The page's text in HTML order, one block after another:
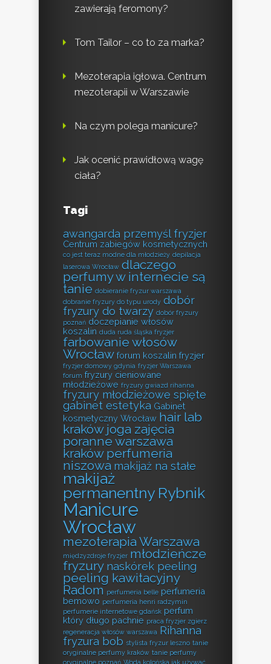
zawierają feromony?
Tom Tailor – co to za marka?
Mezoterapia igłowa. Centrum
mezoterapii w Warszawie
Na czym polega manicure?
Jak ocenić prawidłową wagę
ciała?
Tagi
awangarda przemyśl fryzjer
Centrum zabiegów kosmetycznych
co jest teraz modne dla młodzieży depilacja
laserowa Wrocław dlaczego
perfumy w internecie są
tanie dobieranie fryzur warszawa
dobranie fryzury do typu urody dobór
fryzury do twarzy dobór fryzury
poznań doczepianie włosów
koszalin duda ruda śląska fryzjer
farbowanie włosów
Wrocław forum koszalin fryzjer
fryzjer domowy gdynia fryzjer Warszawa
forum fryzury cieniowane
młodzieżowe fryzury gwiazd rihanna
fryzury młodzieżowe spięte
gabinet estetyka Gabinet
kosmetyczny Wrocław hair lab
kraków joga zajęcia
poranne warszawa
kraków perfumeria
niszowa makijaż na stałe
makijaż
permanentny Rybnik
Manicure
Wrocław
mezoterapia Warszawa
międzyzdroje fryzjer młodzieńcze
fryzury naskórek peeling
peeling kawitacyjny
Radom perfumeria belle perfumeria
bemowo perfumeria henri radzymin
perfumerie internetowe gdańsk perfum
który długo pachnie praca fryzjer zgierz
regeneracja włosów warszawa Rihanna
fryzura bob stylista fryzur leszno tanie
oryginalne perfumy kraków tanie perfumy
oryginalne poznań Woda kolońska jak używać